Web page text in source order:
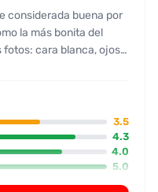
considerada buena por
la más bonita del
fotos: cara blanca, ojos
1,50 m, busto y cadera
Su actitud fue
respuesta y bastante
sin que se perciba
quieta. En cuanto a los
sin condón en la
comenta con cierta
3.5
4.3
4.0
5.0